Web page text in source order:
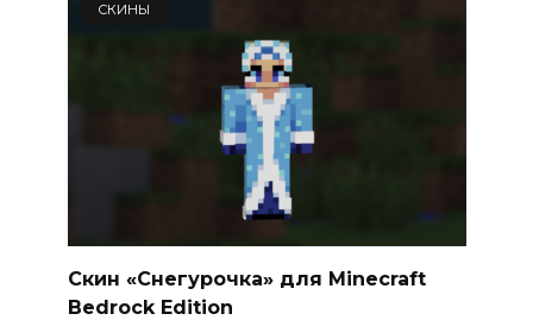
СКИНЫ
Скин «Снегурочка» для Minecraft
Bedrock Edition